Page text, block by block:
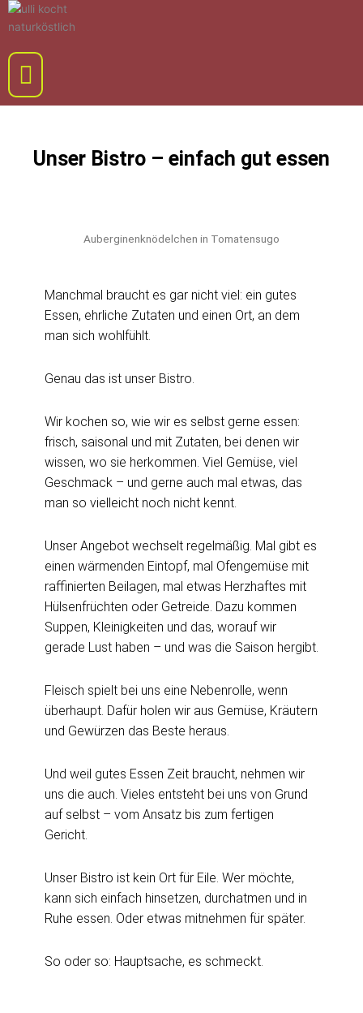
Menü
Unser Bistro – einfach gut essen
Auberginenknödelchen in Tomatensugo
Manchmal braucht es gar nicht viel: ein gutes
Essen, ehrliche Zutaten und einen Ort, an dem
man sich wohlfühlt.
Genau das ist unser Bistro.
Wir kochen so, wie wir es selbst gerne essen:
frisch, saisonal und mit Zutaten, bei denen wir
wissen, wo sie herkommen. Viel Gemüse, viel
Geschmack – und gerne auch mal etwas, das
man so vielleicht noch nicht kennt.
Unser Angebot wechselt regelmäßig. Mal gibt es
einen wärmenden Eintopf, mal Ofengemüse mit
raffinierten Beilagen, mal etwas Herzhaftes mit
Hülsenfrüchten oder Getreide. Dazu kommen
Suppen, Kleinigkeiten und das, worauf wir
gerade Lust haben – und was die Saison hergibt.
Fleisch spielt bei uns eine Nebenrolle, wenn
überhaupt. Dafür holen wir aus Gemüse, Kräutern
und Gewürzen das Beste heraus.
Und weil gutes Essen Zeit braucht, nehmen wir
uns die auch. Vieles entsteht bei uns von Grund
auf selbst – vom Ansatz bis zum fertigen
Gericht.
Unser Bistro ist kein Ort für Eile. Wer möchte,
kann sich einfach hinsetzen, durchatmen und in
Ruhe essen. Oder etwas mitnehmen für später.
So oder so: Hauptsache, es schmeckt.